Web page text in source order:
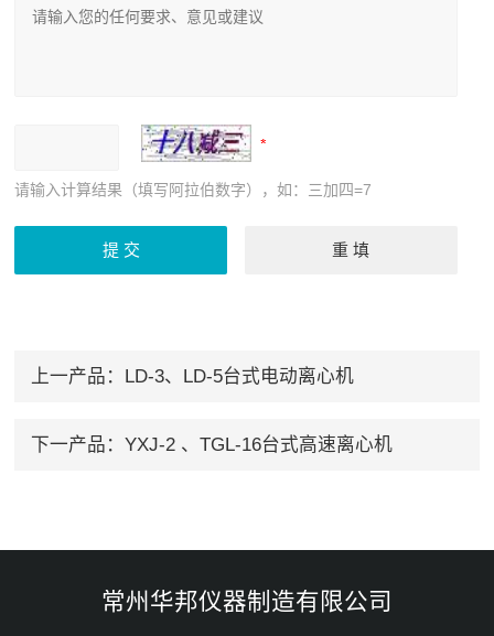
请输入计算结果（填写阿拉伯数字），如：三加四=7
上一产品： LD-3、LD-5台式电动离心机
下一产品： YXJ-2 、TGL-16台式高速离心机
常州华邦仪器制造有限公司